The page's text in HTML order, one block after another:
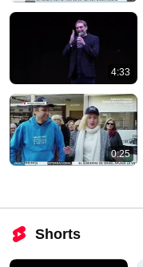
4:33
0:25
Shorts